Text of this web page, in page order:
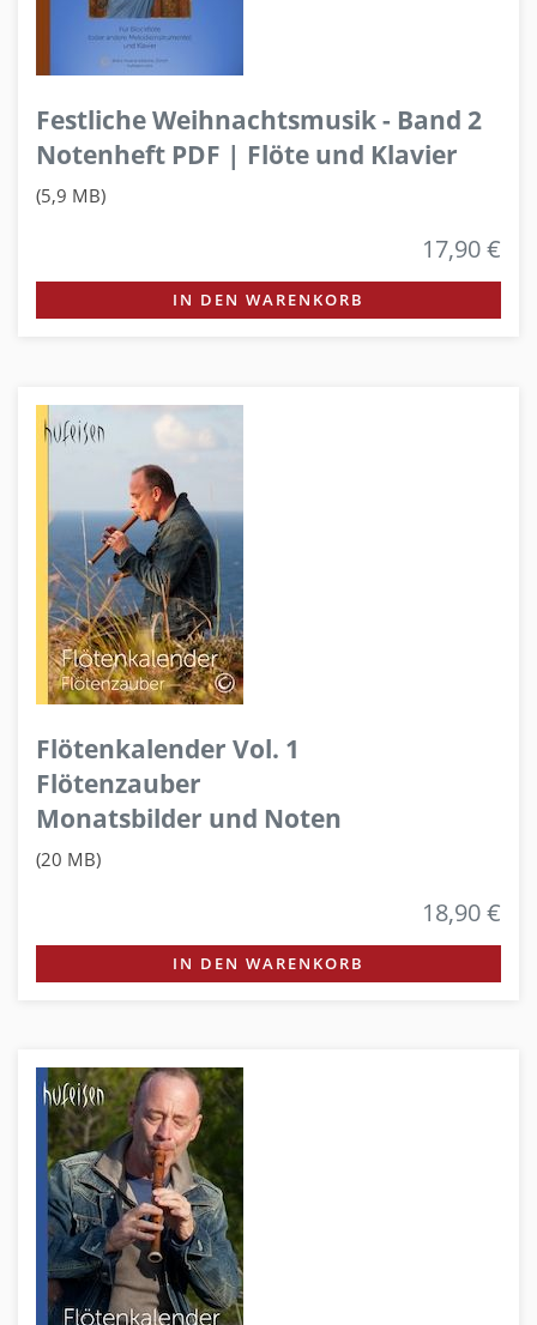
Festliche Weihnachtsmusik - Band 2
Notenheft PDF | Flöte und Klavier
(5,9 MB)
17,90 €
IN DEN WARENKORB
Flötenkalender Vol. 1
Flötenzauber
Monatsbilder und Noten
(20 MB)
18,90 €
IN DEN WARENKORB